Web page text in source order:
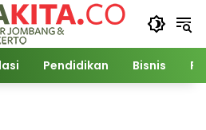
Pendidikan Bisnis